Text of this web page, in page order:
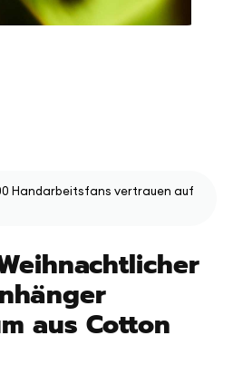
Handarbeitsfans vertrauen auf
aus Cotton